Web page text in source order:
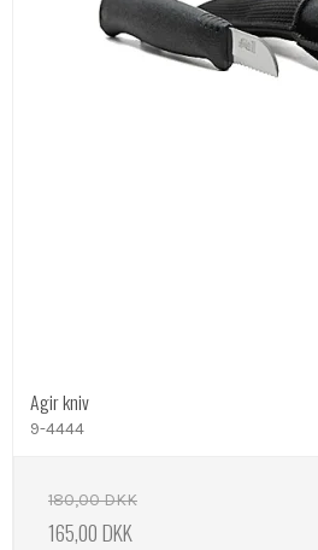
Agir kniv
9-4444
180,00 DKK
165,00 DKK